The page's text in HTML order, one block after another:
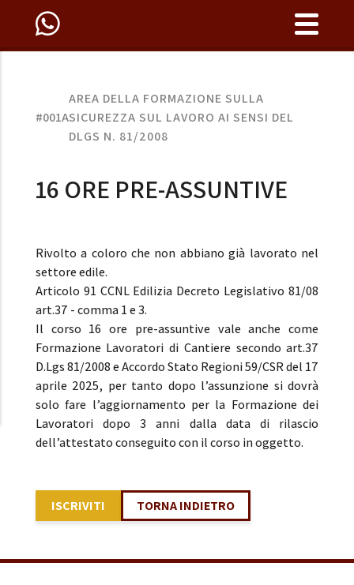
#001A
AREA DELLA FORMAZIONE SULLA
SICUREZZA SUL LAVORO AI SENSI DEL
DLGS N. 81/2008
16 ORE PRE-ASSUNTIVE
Rivolto a coloro che non abbiano già lavorato nel
settore edile.
Articolo 91 CCNL Edilizia Decreto Legislativo 81/08
art.37 - comma 1 e 3.
Il corso 16 ore pre-assuntive vale anche come
Formazione Lavoratori di Cantiere secondo art.37
D.Lgs 81/2008 e Accordo Stato Regioni 59/CSR del 17
aprile 2025, per tanto dopo l’assunzione si dovrà
solo fare l’aggiornamento per la Formazione dei
Lavoratori dopo 3 anni dalla data di rilascio
dell’attestato conseguito con il corso in oggetto.
ISCRIVITI TORNA INDIETRO